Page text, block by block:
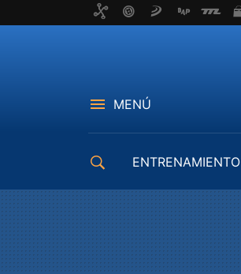
MENÚ
ENTRENAMIENTO